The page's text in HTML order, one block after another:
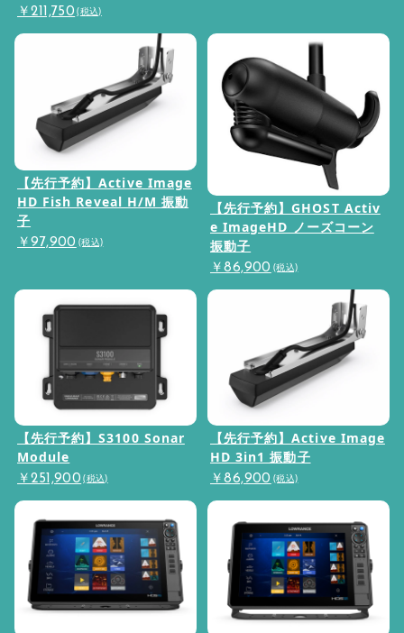
￥211,750 (税込)
【先行予約】Active Image
HD Fish Reveal H/M 振動
子
￥97,900 (税込)
【先行予約】GHOST Activ
e ImageHD ノーズコーン
振動子
￥86,900 (税込)
【先行予約】S3100 Sonar
Module
￥251,900 (税込)
【先行予約】Active Image
HD 3in1 振動子
￥86,900 (税込)